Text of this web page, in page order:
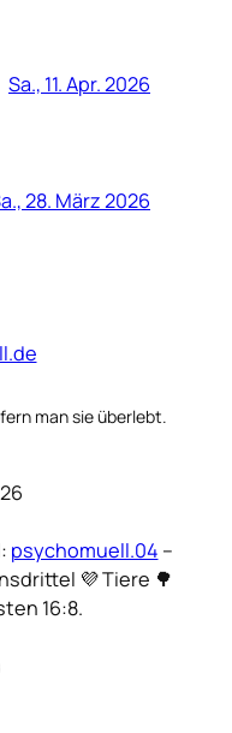
Sa., 11. Apr. 2026
28. März 2026
man sie überlebt.
psychomuell.04 –
💜 Tiere 🌳
16:8.